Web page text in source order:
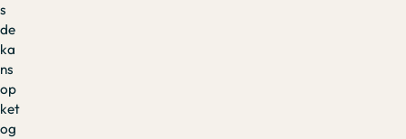
s
de
ka
ns
op
ket
og